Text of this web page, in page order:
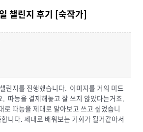
챌린지 후기 [숙작가]
린지를 진행했습니다. 이미지를 거의 미드
따능을 결제해놓고 잘 쓰지 않았다는거죠.
로 따능을 제대로 알아보고 쓰고 싶었습니
니다. 제대로 배워보는 기회가 될거같아서